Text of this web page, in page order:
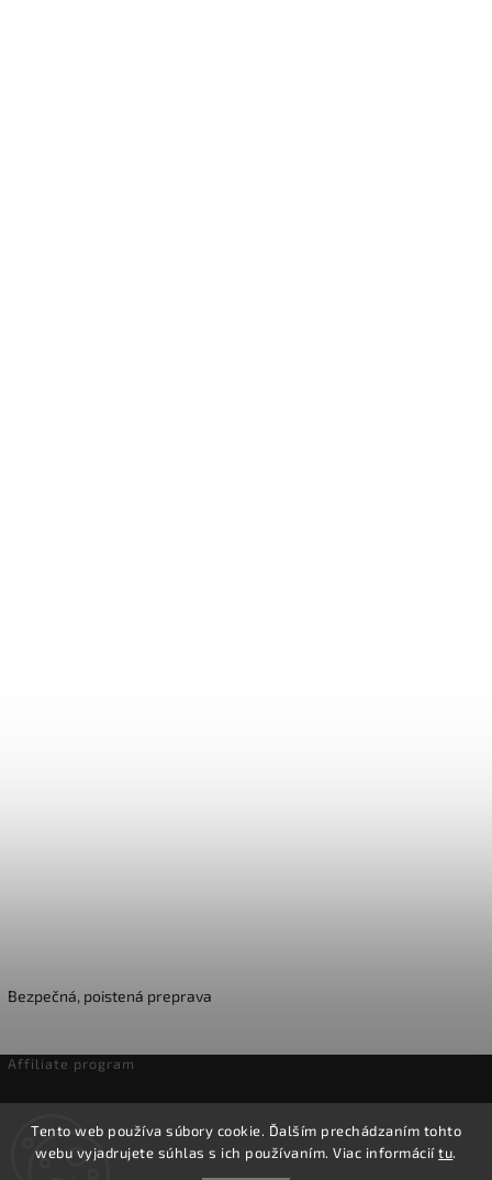
Tento web používa súbory cookie. Ďalším prechádzaním tohto
webu vyjadrujete súhlas s ich používaním. Viac informáciítu.
Bezpečná, poistená preprava
Affiliate program
Odstúpenie od zmluvy